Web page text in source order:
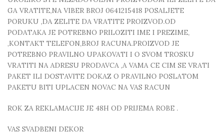
GA VRATITE,NA VIBER BROJ 0641215418 POSALJETE
PORUKU ,DA ZELITE DA VRATITE PROIZVOD.OD
PODATAKA JE POTREBNO PRILOZITI IME I PREZIME,
,KONTAKT TELEFON,BROJ RACUNA.PROIZVOD JE
POTREBNO PRAVILNO UPAKOVATI I O SVOM TROSKU
VRATITI NA ADRESU PRODAVCA ,A VAMA CE CIM SE VRATI
PAKET ILI DOSTAVITE DOKAZ O PRAVILNO POSLATOM
PAKETU BITI UPLACEN NOVAC NA VAS RACUN
ROK ZA REKLAMACIJE JE 48H OD PRIJEMA ROBE .
VAS SVADBENI DEKOR